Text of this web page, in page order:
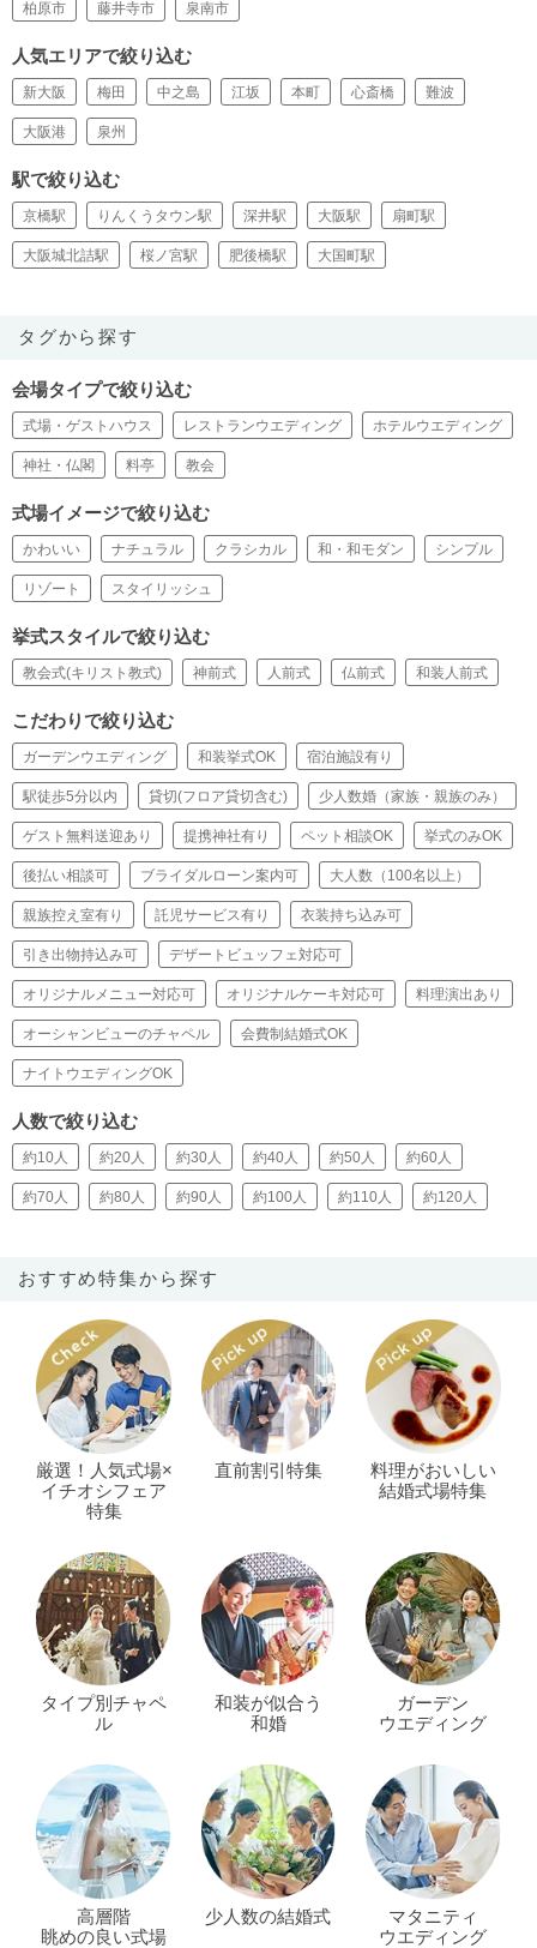
柏原市 藤井寺市 泉南市
人気エリアで絞り込む
新大阪 梅田 中之島 江坂 本町 心斎橋 難波
大阪港 泉州
駅で絞り込む
京橋駅 りんくうタウン駅 深井駅 大阪駅 扇町駅
大阪城北詰駅 桜ノ宮駅 肥後橋駅 大国町駅
タグから探す
会場タイプで絞り込む
式場・ゲストハウス レストランウエディング ホテルウエディング
神社・仏閣 料亭 教会
式場イメージで絞り込む
かわいい ナチュラル クラシカル 和・和モダン シンプル
リゾート スタイリッシュ
挙式スタイルで絞り込む
教会式(キリスト教式) 神前式 人前式 仏前式 和装人前式
こだわりで絞り込む
ガーデンウエディング 和装挙式OK 宿泊施設有り
駅徒歩5分以内 貸切(フロア貸切含む) 少人数婚（家族・親族のみ）
ゲスト無料送迎あり 提携神社有り ペット相談OK 挙式のみOK
後払い相談可 ブライダルローン案内可 大人数（100名以上）
親族控え室有り 託児サービス有り 衣装持ち込み可
引き出物持込み可 デザートビュッフェ対応可
オリジナルメニュー対応可 オリジナルケーキ対応可 料理演出あり
オーシャンビューのチャペル 会費制結婚式OK
ナイトウエディングOK
人数で絞り込む
約10人 約20人 約30人 約40人 約50人 約60人
約70人 約80人 約90人 約100人 約110人 約120人
おすすめ特集から探す
厳選！人気式場×
イチオシフェア
特集
直前割引特集
料理がおいしい
結婚式場特集
タイプ別チャペ
ル
和装が似合う
和婚
ガーデン
ウエディング
高層階
眺めの良い式場
少人数の結婚式
マタニティ
ウエディング